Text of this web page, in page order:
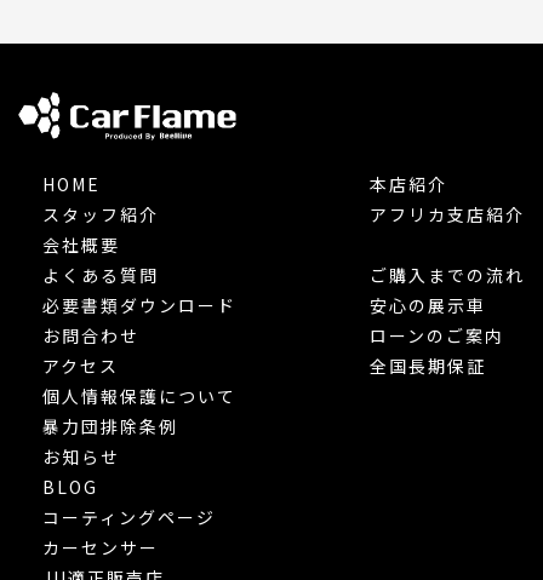
HOME
スタッフ紹介
会社概要
本店紹介
アフリカ支店紹介
よくある質問
必要書類ダウンロード
お問合わせ
アクセス
個人情報保護について
暴力団排除条例
お知らせ
BLOG
ご購入までの流れ
安心の展示車
ローンのご案内
全国長期保証
コーティングページ
カーセンサー